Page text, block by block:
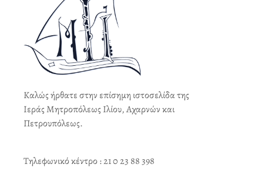
Καλώς ήρθατε στην επίσημη ιστοσελίδα της
Ιεράς Μητροπόλεως Ιλίου, Αχαρνών και
Πετρουπόλεως.
Τηλεφωνικό κέντρο : 21 0 23 88 398